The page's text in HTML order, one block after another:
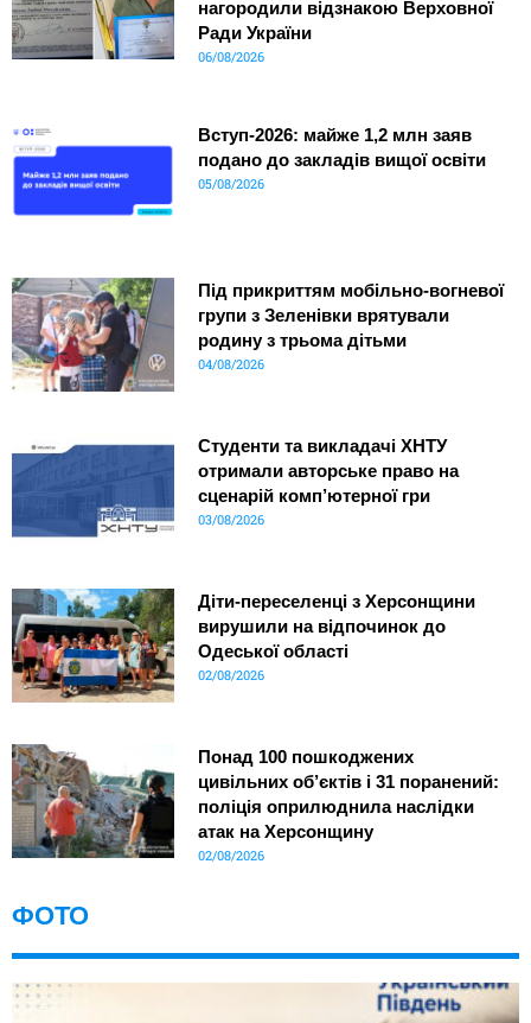
нагородили відзнакою Верховної
Ради України
06/08/2026
Вступ-2026: майже 1,2 млн заяв
подано до закладів вищої освіти
05/08/2026
Під прикриттям мобільно-вогневої
групи з Зеленівки врятували
родину з трьома дітьми
04/08/2026
Студенти та викладачі ХНТУ
отримали авторське право на
сценарій комп’ютерної гри
03/08/2026
Діти-переселенці з Херсонщини
вирушили на відпочинок до
Одеської області
02/08/2026
Понад 100 пошкоджених
цивільних об’єктів і 31 поранений:
поліція оприлюднила наслідки
атак на Херсонщину
02/08/2026
ФОТО